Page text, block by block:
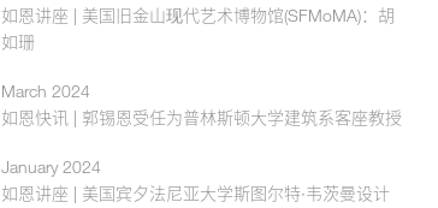
如恩讲座 | 美国旧金山现代艺术博物馆(SFMoMA)：胡
如珊
March 2024
如恩快讯 | 郭锡恩受任为普林斯顿大学建筑系客座教授
January 2024
如恩讲座 | 美国宾夕法尼亚大学斯图尔特·韦茨曼设计